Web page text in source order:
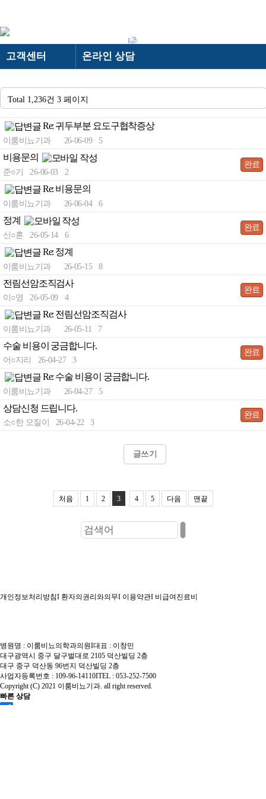
로그인 회원가입
＋ 이룸비뇨기과
－ 이룸비뇨기과
· 의료장비
· 진료시간/오시는길
· 둘러보기
＋ 전립선
－ 전립선
· 전립선비대증 수술
-AI로봇 전립선수술
- 유로리프트(결찰술)
- 플라즈마 기화술
- 경요도전립선절제술
- 전립선비대증
· 전립선염
- 약물치료
- 약물+수액치료
- 물리치료(케어웨이브)
· 원데이 전립선암 검진
- 전립선암 원인과 증상
- 전립선암 진단
- 전립선암 치료
· 확대클리닉
· 소대 절제술
· 음경신경둔감술
· 길이연장클리닉
－ 발기부전
· 이룸 하이앤드 발기부전
BEST
· 음경혈류 증가 치료
· 굴곡형 발기부전 수술
＋ 고객센터
－ 고객센터
· 카카오톡 상담
· 공지&보도자료
· 빠른상담
온라인 상담
“빠르고 정확한 상담”
고객센터
전립선
남성수술
발기부전
고객센터
온라인 상담
카카오톡 상담
온라인 예약
검사결과 문의
의무기록 사본발급 안내
Total 1,236건 3 페이지
Re: 귀두부분 요도구협착증상
이룸비뇨기과 26-06-09 5
비용문의
준○기 26-06-03 2
완료
Re: 비용문의
이룸비뇨기과 26-06-04 6
정계
신○훈 26-05-14 6
완료
Re: 정계
이룸비뇨기과 26-05-15 8
전림선암조직검사
이○영 26-05-09 4
완료
Re: 전림선암조직검사
이룸비뇨기과 26-05-11 7
수술 비용이 궁금합니다.
어○지리 26-04-27 3
완료
Re: 수술 비용이 궁금합니다.
이룸비뇨기과 26-04-27 5
상담신청 드립니다.
소○한 모질이 26-04-22 3
완료
글쓰기
처음 1 2 3 4 5 다음 맨끝
개인정보처리방침I 환자의권리와의무I 이용약관I 비급여진료비
병원명 : 이룸비뇨의학과의원I대표 : 이창민
대구광역시 중구 달구벌대로 2105 덕산빌딩 2층
대구 중구 덕산동 96번지 덕산빌딩 2층
사업자등록번호 : 109-96-14110ITEL : 053-252-7500
Copyright (C) 2021 이룸비뇨기과. all right reserved.
빠른 상담